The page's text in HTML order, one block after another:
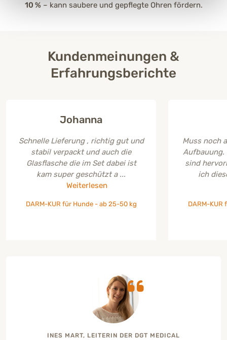
10 % – kann saubere und gepflegte Ohren fördern.
Kundenmeinungen &
Erfahrungsberichte
Johanna
Schnelle Lieferung , richtig gut und
stabil verpackt und auch die
Glasflasche die im Set dabei ist
kam super geschützt a ...
Weiterlesen
DARM-KUR für Hunde - ab 25-50 kg
Muss noch
Aufbauung.
sind
ich
DARM-
INES MART, LEITERIN DER DGT MEDICAL